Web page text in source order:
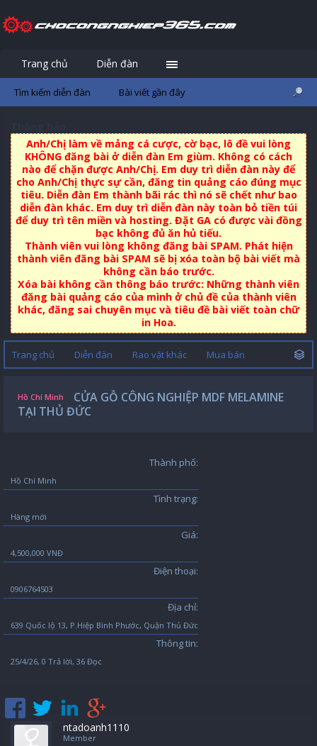
Anh/Chị làm về mảng cá cược, cờ bạc, lô đề vui lòng
KHÔNG đăng bài ở diễn đàn Em giùm. Không có cách
nào để chặn được Anh/Chị. Em duy trì diễn đàn này để
cho Anh/Chị thực sự cần, đăng tin quảng cáo đúng mục
tiêu. Diễn đàn Em thành bãi rác thì nó sẽ chết như bao
diễn đàn khác. Em duy trì diễn đàn này toàn bỏ tiền túi
để duy trì tên miền và hosting. Đặt GA có được vài đồng
bạc không đủ ăn hủ tiếu.
Thành viên vui lòng không đăng bài SPAM. Phát hiện
thành viên đăng bài SPAM sẽ bị xóa toàn bộ bài viết mà
không cần báo trước.
Xóa bài không cần thông báo trước: Những thành viên
đăng bài quảng cáo của mình ở chủ đề của thành viên
khác, đăng sai chuyên mục và tiêu đề bài viết toàn chữ
in Hoa.
Trang chủ Diễn đàn Rao vặt khác Mua bán
Hồ Chí Minh
CỬA GỖ CÔNG NGHIỆP MDF MELAMINE
TẠI THỦ ĐỨC
Thành phố:
Hồ Chí Minh
Tình trạng:
Hàng mới
Giá:
4,500,000 VNĐ
Điện thoại:
0906764503
Địa chỉ:
639 Quốc lộ 13, P.Hiệp Bình Phước, Quận Thủ Đức
Thông tin:
25/4/26, 0 Trả lời, 36 Đọc
ntadoanh1110
Member
Trang chủ Diễn đàn
Tìm kiếm diễn đàn Bài viết gần đây Đăng ký